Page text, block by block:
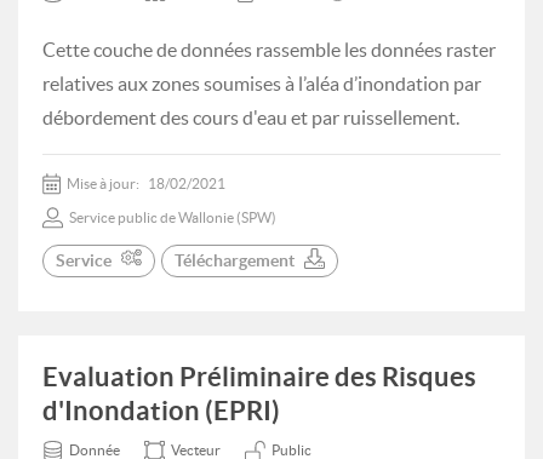
Cette couche de données rassemble les données raster
relatives aux zones soumises à l’aléa d’inondation par
débordement des cours d'eau et par ruissellement.
Mise à jour: 18/02/2021
Service public de Wallonie (SPW)
Service Téléchargement
Evaluation Préliminaire des Risques
d'Inondation (EPRI)
Donnée Vecteur Public